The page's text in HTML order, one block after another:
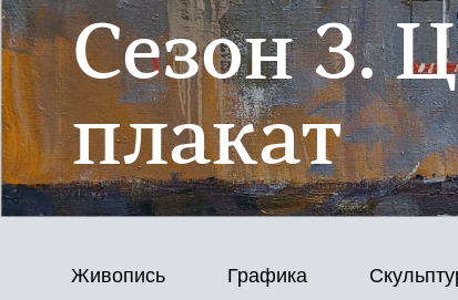
Сезон 3.
плакат
Живопись Графика